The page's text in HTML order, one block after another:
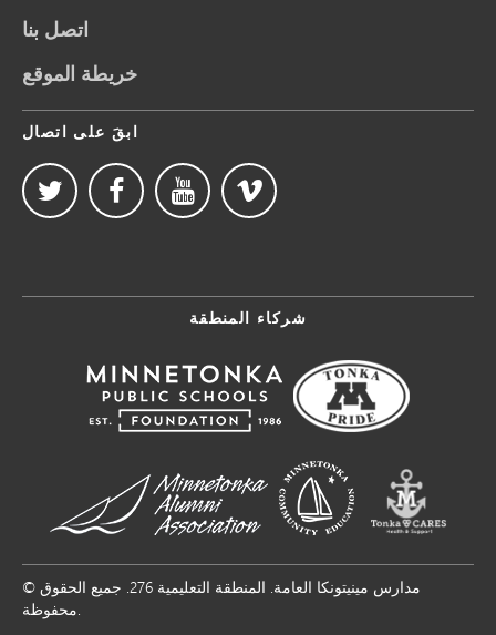
اتصل بنا
خريطة الموقع
ابقَ على اتصال
شركاء المنطقة
© مدارس مينيتونكا العامة. المنطقة التعليمية 276. جميع الحقوق
محفوظة.